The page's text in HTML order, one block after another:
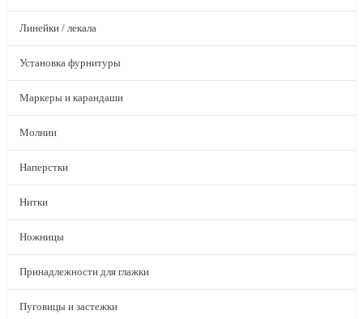
Линейки / лекала
Установка фурнитуры
Маркеры и карандаши
Молнии
Наперстки
Нитки
Ножницы
Принадлежности для глажки
Пуговицы и застежки